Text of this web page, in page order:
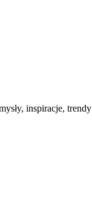
inspiracje, trendy